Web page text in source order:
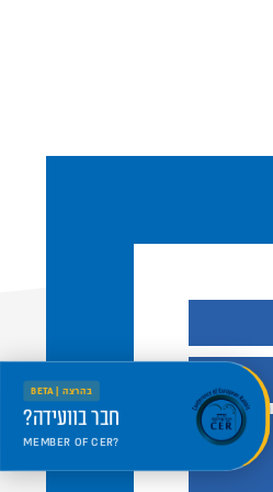
בהרצה | BETA
חבר בוועידה?
MEMBER OF CER?
Welcome to the new portal